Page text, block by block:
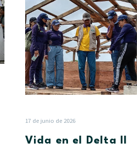
en
el
Delta
II
construye
dos
«janokos»
para
no
17 de junio de 2026
Vida en el Delta II